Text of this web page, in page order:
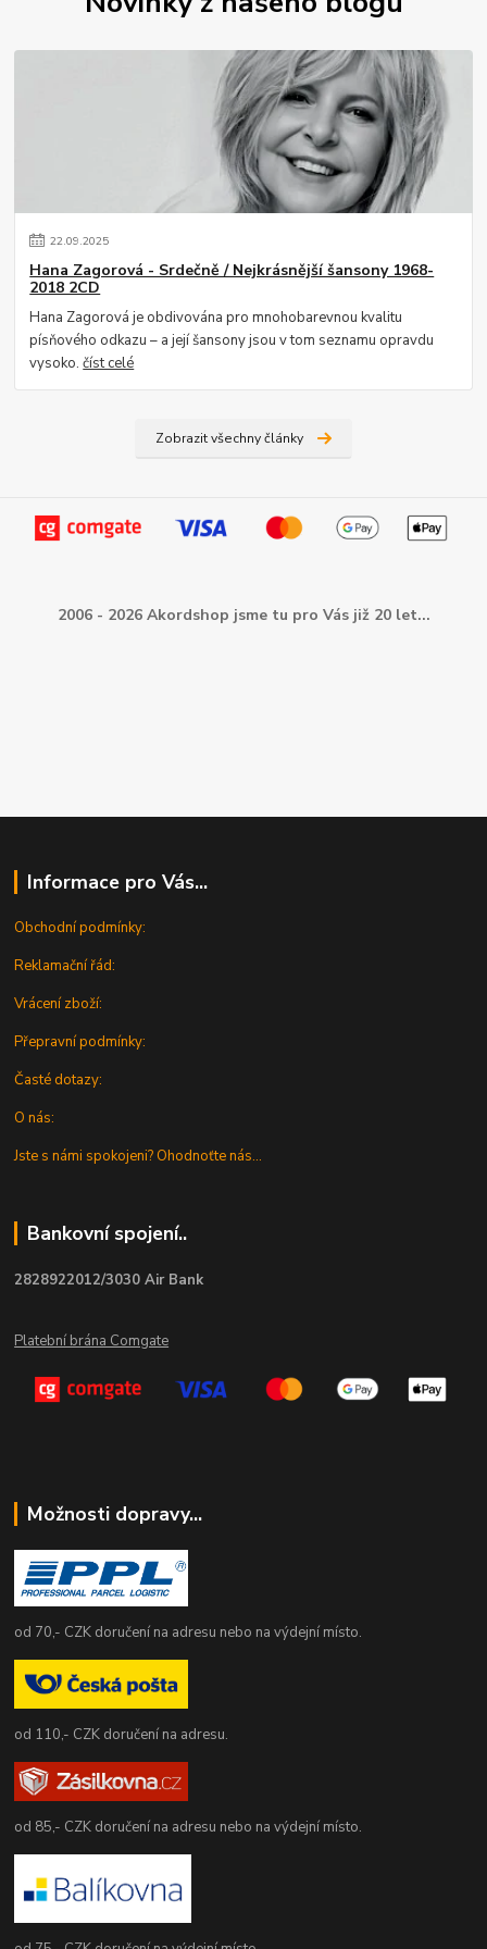
22.09.2025
Hana Zagorová - Srdečně / Nejkrásnější šansony 1968-
2018 2CD
Hana Zagorová je obdivována pro mnohobarevnou kvalitu
písňového odkazu – a její šansony jsou v tom seznamu opravdu
vysoko.číst celé
Zobrazit všechny články
2006 - 2026 Akordshop jsme tu pro Vás již 20 let...
Informace pro Vás...
Obchodní podmínky:
Reklamační řád:
Vrácení zboží:
Přepravní podmínky:
Časté dotazy:
O nás:
Jste s námi spokojeni? Ohodnoťte nás...
Bankovní spojení..
2828922012/3030 Air Bank
Platební brána Comgate
Možnosti dopravy...
od 70,- CZK doručení na adresu nebo na výdejní místo.
od 110,- CZK doručení na adresu.
od 85,- CZK doručení na adresu nebo na výdejní místo.